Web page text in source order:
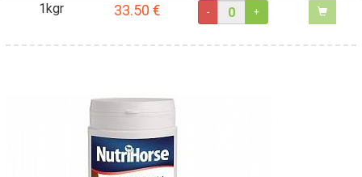
1kgr
33.50 € - +